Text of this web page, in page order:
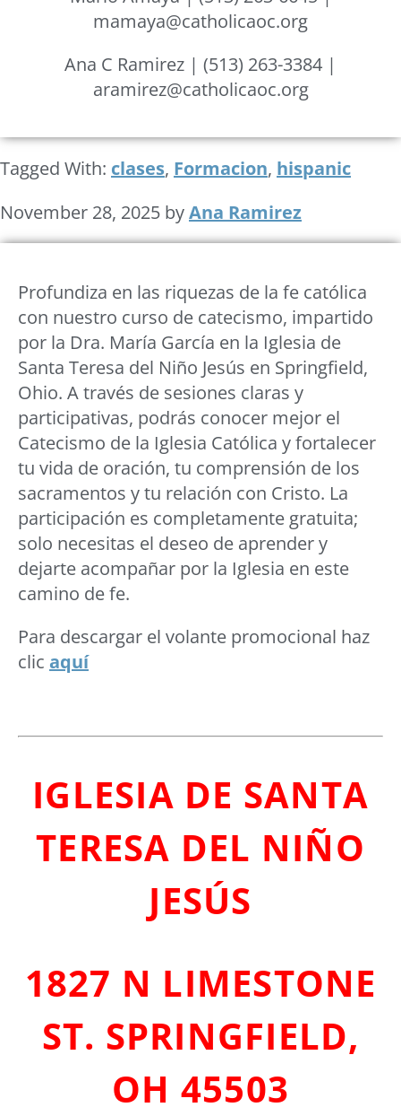
mamaya@catholicaoc.org
Ana C Ramirez | (513) 263-3384 |
aramirez@catholicaoc.org
Tagged With: clases, Formacion, hispanic
November 28, 2025 byAna Ramirez
Profundiza en las riquezas de la fe católica
con nuestro curso de catecismo, impartido
por la Dra. María García en la Iglesia de
Santa Teresa del Niño Jesús en Springfield,
Ohio. A través de sesiones claras y
participativas, podrás conocer mejor el
Catecismo de la Iglesia Católica y fortalecer
tu vida de oración, tu comprensión de los
sacramentos y tu relación con Cristo. La
participación es completamente gratuita;
solo necesitas el deseo de aprender y
dejarte acompañar por la Iglesia en este
camino de fe.
Para descargar el volante promocional haz
clic aquí
IGLESIA DE SANTA
TERESA DEL NIÑO
JESÚS
1827 N LIMESTONE
ST. SPRINGFIELD,
OH 45503